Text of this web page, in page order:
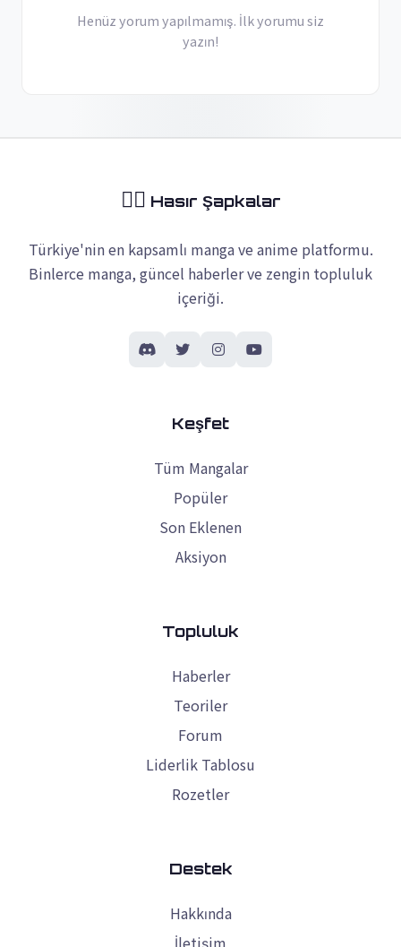
Henüz yorum yapılmamış. İlk yorumu siz
yazın!
🏴‍☠️ Hasır Şapkalar
Türkiye'nin en kapsamlı manga ve anime platformu.
Binlerce manga, güncel haberler ve zengin topluluk
içeriği.
Keşfet
Tüm Mangalar
Popüler
Son Eklenen
Aksiyon
Topluluk
Haberler
Teoriler
Forum
Liderlik Tablosu
Rozetler
Destek
Hakkında